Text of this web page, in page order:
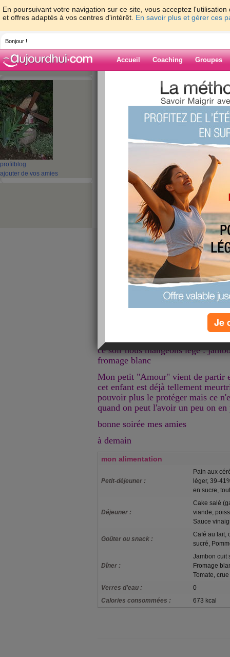
En poursuivant votre navigation sur ce site, vous acceptez
et offres adaptés à vos centres d'intérêt. En savoir plus et gérer ces
Bonjour !
Accueil Coaching Groupes
profil blog
ajouter de vos amies
> > Repas du
Blog de guel23
Repas du 31/10/12
ça y est c'est officielà partir
partie du personnel actif de mon
J'ai rendu mes badges et j'attends
qu'ils m'envoient par rar
Nous en avons profité pour
fils et donc à midi j'ai pris : 2 pan
salade et un morceau de bleu
en revenant j'ai mangé une
puis je suis repartie avec mon
mon dernier bulletin de salaire à
envoyé par la poste une autre
autre dossier qui se termine (P-E)
doucement la complémentaire
ce soir nous mangeons légé :
fromage blanc
Mon petit "Amour" vient de partir
cet enfant est déjà tellement
pouvoir plus le protéger mais ce
quand on peut l'avoir un peu on
bonne soirée mes amies
à demain
mon alimentation
Petit-déjeuner :
Pain aux
léger, 39-
en sucre,
Déjeuner :
Cake salé
viande,
Sauce
Goûter ou snack :
Café au lait,
sucré,
Dîner :
Jambon cuit
Fromage
Tomate, crue
Verres d'eau :
0
Calories consommées :
673 kcal
Je